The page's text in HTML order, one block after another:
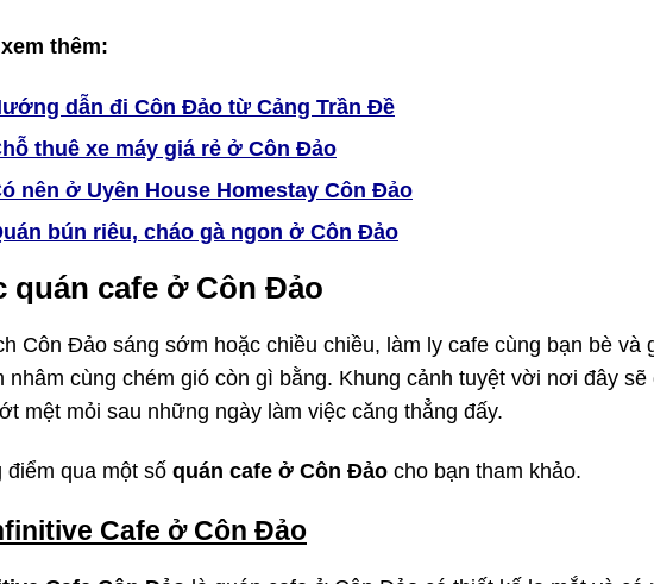
thêm:
dẫn đi Côn Đảo từ Cảng Trần Đề
thuê xe máy giá rẻ ở Côn Đảo
nên ở Uyên House Homestay Côn Đảo
bún riêu, cháo gà ngon ở Côn Đảo
quán cafe ở Côn Đảo
Côn Đảo sáng sớm hoặc chiều chiều, làm ly cafe cùng bạn bè và
nhâm cùng chém gió còn gì bằng. Khung cảnh tuyệt vời nơi đây sẽ
mệt mỏi sau những ngày làm việc căng thẳng đấy.
điểm qua một số quán cafe ở Côn Đảo cho bạn tham khảo.
Cafe ở Côn Đảo